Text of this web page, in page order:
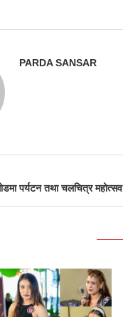
PARDA SANSAR
पर्यटन तथा चलचित्र महोत्सव